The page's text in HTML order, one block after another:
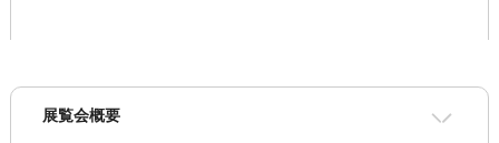
展覧会概要